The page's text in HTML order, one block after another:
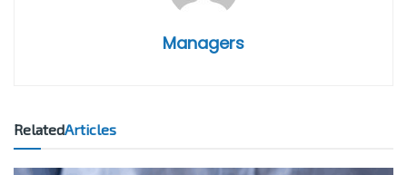
Managers
RelatedArticles